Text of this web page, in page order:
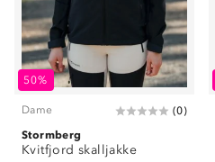
50%
Dame (0)
Stormberg
Kvitfjord skalljakke